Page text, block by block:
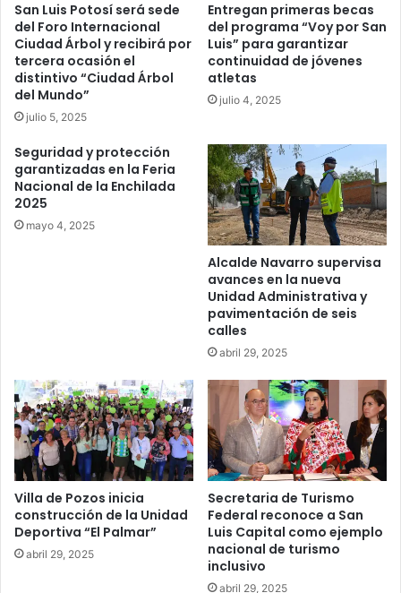
San Luis Potosí será sede
del Foro Internacional
Ciudad Árbol y recibirá por
tercera ocasión el
distintivo “Ciudad Árbol
del Mundo”
julio 5, 2025
Entregan primeras becas
del programa “Voy por San
Luis” para garantizar
continuidad de jóvenes
atletas
julio 4, 2025
Seguridad y protección
garantizadas en la Feria
Nacional de la Enchilada
2025
mayo 4, 2025
Alcalde Navarro supervisa
avances en la nueva
Unidad Administrativa y
pavimentación de seis
calles
abril 29, 2025
Villa de Pozos inicia
construcción de la Unidad
Deportiva “El Palmar”
abril 29, 2025
Secretaria de Turismo
Federal reconoce a San
Luis Capital como ejemplo
nacional de turismo
inclusivo
abril 29, 2025